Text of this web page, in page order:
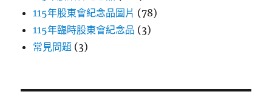
115年股東會紀念品圖片 (78)
115年臨時股東會紀念品 (3)
常見問題 (3)